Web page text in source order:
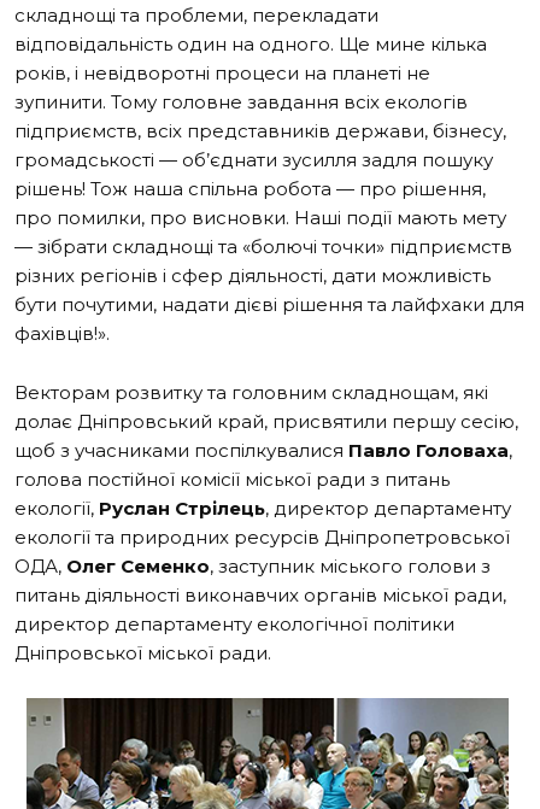
складнощі та проблеми, перекладати
відповідальність один на одного. Ще мине кілька
років, і невідворотні процеси на планеті не
зупинити. Тому головне завдання всіх екологів
підприємств, всіх представників держави, бізнесу,
громадськості — об’єднати зусилля задля пошуку
рішень! Тож наша спільна робота — про рішення,
про помилки, про висновки. Наші події мають мету
— зібрати складнощі та «болючі точки» підприємств
різних регіонів і сфер діяльності, дати можливість
бути почутими, надати дієві рішення та лайфхаки для
фахівців!».
Векторам розвитку та головним складнощам, які
долає Дніпровський край, присвятили першу сесію,
щоб з учасниками поспілкувалися Павло Головаха,
голова постійної комісії міської ради з питань
екології, Руслан Стрілець, директор департаменту
екології та природних ресурсів Дніпропетровської
ОДА, Олег Семенко, заступник міського голови з
питань діяльності виконавчих органів міської ради,
директор департаменту екологічної політики
Дніпровської міської ради.